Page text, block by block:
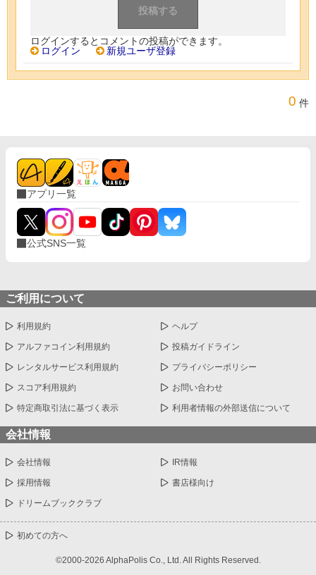
ログインするとコメントの投稿ができます。
ログイン
新規ユーザ登録
0 件
アプリ一覧
公式SNS一覧
ご利用について
利用規約 ヘルプ
アルファコイン利用規約 投稿ガイドライン
レンタルサービス利用規約 プライバシーポリシー
スコア利用規約 お問い合わせ
特定商取引法に基づく表示 利用者情報の外部送信について
会社情報
会社情報 IR情報
採用情報 書店様向け
ドリームブッククラブ
初めての方へ
©2000-2026 AlphaPolis Co., Ltd. All Rights Reserved.